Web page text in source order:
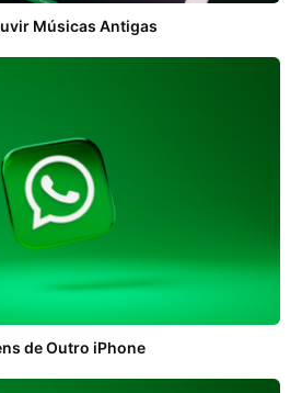
Músicas Antigas
de Outro iPhone